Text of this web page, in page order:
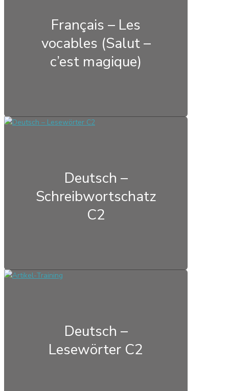
Français – Les
vocables (Salut –
c’est magique)
Deutsch –
Schreibwortschatz
C2
Deutsch –
Lesewörter C2